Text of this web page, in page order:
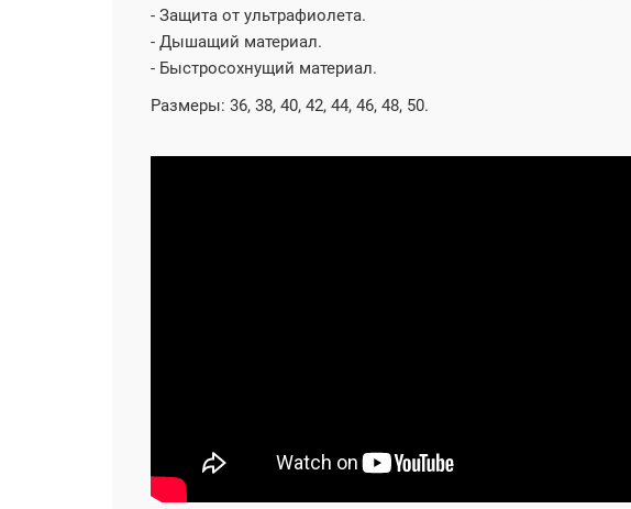
- Защита от ультрафиолета.
- Дышащий материал.
- Быстросохнущий материал.
Размеры: 36, 38, 40, 42, 44, 46, 48, 50.